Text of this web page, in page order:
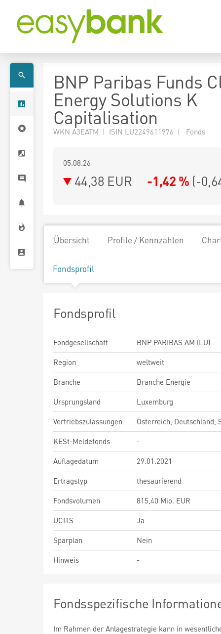
BNP Paribas Funds
Energy Solutions K
Capitalisation
WKN A3EATM | ISIN LU2249611976 | Fonds
05.08.26
44,38 EUR -1,42 % (-
Übersicht Profile / Kennzahlen
Fondsprofil
Fondsprofil
Fondgesellschaft
BNP PARIBAS AM (LU)
Region
weltweit
Branche
Branche Energie
Ursprungsland
Luxemburg
Vertriebszulassungen
Österreich, Deutschland,
KESt-Meldefonds
-
Auflagedatum
29.01.2021
Ertragstyp
thesaurierend
Fondsvolumen
815,40 Mio. EUR
UCITS
Ja
Sparplan
Nein
Hinweis
-
Fondsspezifische
Im Rahmen der Anlagestrategie kann in